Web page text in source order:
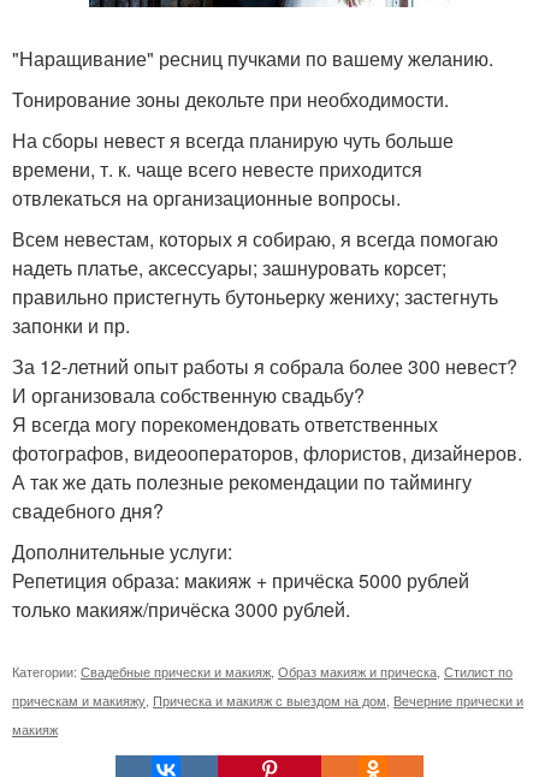
"Наращивание" ресниц пучками по вашему желанию.
Тонирование зоны декольте при необходимости.
На сборы невест я всегда планирую чуть больше
времени, т. к. чаще всего невесте приходится
отвлекаться на организационные вопросы.
Всем невестам, которых я собираю, я всегда помогаю
надеть платье, аксессуары; зашнуровать корсет;
правильно пристегнуть бутоньерку жениху; застегнуть
запонки и пр.
За 12-летний опыт работы я собрала более 300 невест?
И организовала собственную свадьбу?
Я всегда могу порекомендовать ответственных
фотографов, видеооператоров, флористов, дизайнеров.
А так же дать полезные рекомендации по таймингу
свадебного дня?
Дополнительные услуги:
Репетиция образа: макияж + причёска 5000 рублей
только макияж/причёска 3000 рублей.
Категории: Свадебные прически и макияж Образ макияж и прическа Стилист по
прическам и макияжу Прическа и макияж с выездом на дом Вечерние прически и
макияж